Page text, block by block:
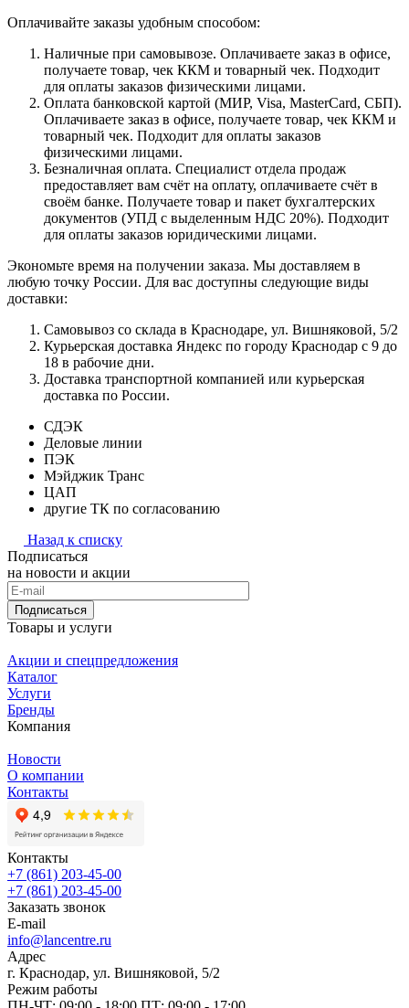
Оплачивайте заказы удобным способом:
Наличные при самовывозе. Оплачиваете заказ в офисе,
получаете товар, чек ККМ и товарный чек. Подходит
для оплаты заказов физическими лицами.
Оплата банковской картой (МИР, Visa, MasterCard, СБП).
Оплачиваете заказ в офисе, получаете товар, чек ККМ и
товарный чек. Подходит для оплаты заказов
физическими лицами.
Безналичная оплата. Специалист отдела продаж
предоставляет вам счёт на оплату, оплачиваете счёт в
своём банке. Получаете товар и пакет бухгалтерских
документов (УПД с выделенным НДС 20%). Подходит
для оплаты заказов юридическими лицами.
Экономьте время на получении заказа. Мы доставляем в
любую точку России. Для вас доступны следующие виды
доставки:
Самовывоз со склада в Краснодаре, ул. Вишняковой, 5/2
Курьерская доставка Яндекс по городу Краснодар с 9 до
18 в рабочие дни.
Доставка транспортной компанией или курьерская
доставка по России.
СДЭК
Деловые линии
ПЭК
Мэйджик Транс
ЦАП
другие ТК по согласованию
Назад к списку
Подписаться
на новости и акции
Подписаться
Товары и услуги
Акции и спецпредложения
Каталог
Услуги
Бренды
Компания
Новости
О компании
Контакты
Контакты
+7 (861) 203-45-00
+7 (861) 203-45-00
Заказать звонок
E-mail
info@lancentre.ru
Адрес
г. Краснодар, ул. Вишняковой, 5/2
Режим работы